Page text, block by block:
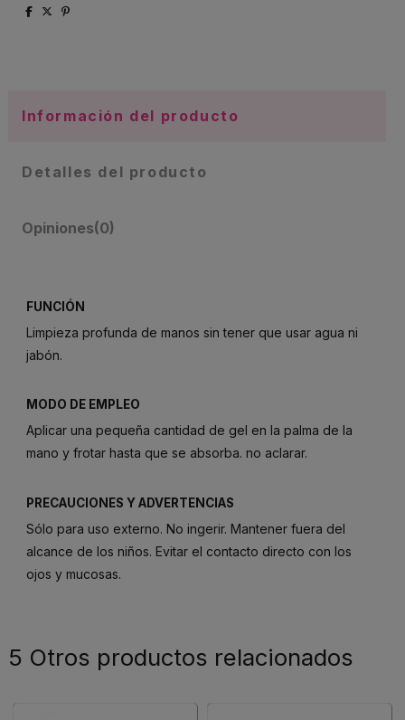
Información del producto
Detalles del producto
Opiniones(0)
FUNCIÓN
Limpieza profunda de manos sin tener que usar agua ni
jabón.
MODO DE EMPLEO
Aplicar una pequeña cantidad de gel en la palma de la
mano y frotar hasta que se absorba. no aclarar.
PRECAUCIONES Y ADVERTENCIAS
Sólo para uso externo. No ingerir. Mantener fuera del
alcance de los niños. Evitar el contacto directo con los
ojos y mucosas.
5 Otros productos relacionados